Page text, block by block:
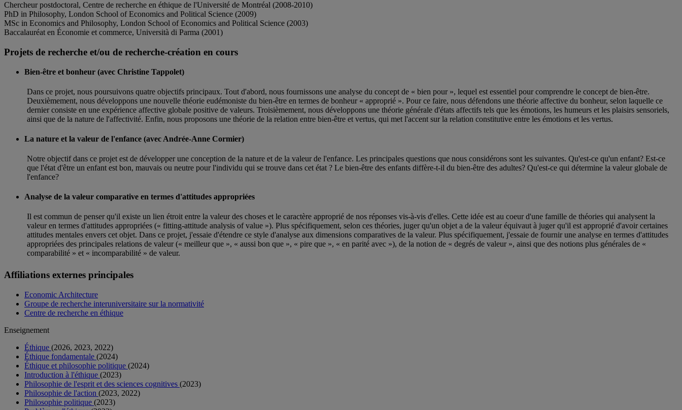
Chercheur postdoctoral, Centre de recherche en éthique de l'Université de Montréal (2008-2010)
PhD in Philosophy, London School of Economics and Political Science (2009)
MSc in Economics and Philosophy, London School of Economics and Political Science (2003)
Baccalauréat en Économie et commerce, Università di Parma (2001)
Projets de recherche et/ou de recherche-création en cours
Bien-être et bonheur (avec Christine Tappolet)
Dans ce projet, nous poursuivons quatre objectifs principaux. Tout d'abord, nous fournissons une analyse du concept de « bien pour », lequel est essentiel pour comprendre le concept de bien-être.
Deuxièmement, nous développons une nouvelle théorie eudémoniste du bien-être en termes de bonheur « approprié ». Pour ce faire, nous défendons une théorie affective du bonheur, selon laquelle ce
dernier consiste en une expérience affective globale positive de valeurs. Troisièmement, nous développons une théorie générale d'états affectifs tels que les émotions, les humeurs et les plaisirs sensoriels,
ainsi que de la nature de l'affectivité. Enfin, nous proposons une théorie de la relation entre bien-être et vertus, qui met l'accent sur la relation constitutive entre les émotions et les vertus.
La nature et la valeur de l'enfance (avec Andrée-Anne Cormier)
Notre objectif dans ce projet est de développer une conception de la nature et de la valeur de l'enfance. Les principales questions que nous considérons sont les suivantes. Qu'est-ce qu'un enfant? Est-ce
que l'état d'être un enfant est bon, mauvais ou neutre pour l'individu qui se trouve dans cet état ? Le bien-être des enfants diffère-t-il du bien-être des adultes? Qu'est-ce qui détermine la valeur globale de
l'enfance?
Analyse de la valeur comparative en termes d'attitudes appropriées
Il est commun de penser qu'il existe un lien étroit entre la valeur des choses et le caractère approprié de nos réponses vis-à-vis d'elles. Cette idée est au coeur d'une famille de théories qui analysent la
valeur en termes d'attitudes appropriées (« fitting-attitude analysis of value »). Plus spécifiquement, selon ces théories, juger qu'un objet a de la valeur équivaut à juger qu'il est approprié d'avoir certaines
attitudes mentales envers cet objet. Dans ce projet, j'essaie d'étendre ce style d'analyse aux dimensions comparatives de la valeur. Plus spécifiquement, j'essaie de fournir une analyse en termes d'attitudes
appropriées des principales relations de valeur (« meilleur que », « aussi bon que », « pire que », « en parité avec »), de la notion de « degrés de valeur », ainsi que des notions plus générales de «
comparabilité » et « incomparabilité » de valeur.
Affiliations externes principales
Economic Architecture
Groupe de recherche interuniversitaire sur la normativité
Centre de recherche en éthique
Enseignement
Éthique (2026, 2023, 2022)
Éthique fondamentale (2024)
Éthique et philosophie politique (2024)
Introduction à l'éthique (2023)
Philosophie de l'esprit et des sciences cognitives (2023)
Philosophie de l'action (2023, 2022)
Philosophie politique (2023)